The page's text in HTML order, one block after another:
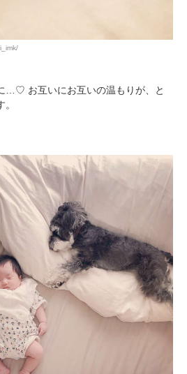
…♡ お互いにお互いの温もりが、と